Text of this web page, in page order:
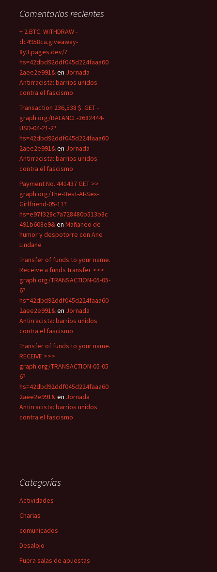
Comentarios recientes
+ 2 BTC. WITHDRAW -
dc4958ca.giveaway-
8y3.pages.dev/?
hs=42dbd92ddf045d224faaa60
2aee2e991&en Jornada
Antirracista: barrios unidos
contra el fascismo
Transaction 236,538 $. GET -
graph.org/BALANCE-3682444-
USD-04-21-2?
hs=42dbd92ddf045d224faaa60
2aee2e991&en Jornada
Antirracista: barrios unidos
contra el fascismo
Payment No. 441437 GET >>
graph.org/The-Best-AI-Sex-
Girlfriend-05-11?
hs=e97f328c7a728480b513b3c
491b608e9&en Mañaneo de
humor y despotorre con Ane
Lindane
Transfer of funds to your name.
Receive a funds transfer >>>
graph.org/TRANSACTION-05-05-
6?
hs=42dbd92ddf045d224faaa60
2aee2e991&en Jornada
Antirracista: barrios unidos
contra el fascismo
Transfer of funds to your name.
RECEIVE >>>
graph.org/TRANSACTION-05-05-
6?
hs=42dbd92ddf045d224faaa60
2aee2e991&en Jornada
Antirracista: barrios unidos
contra el fascismo
Categorías
Actividades
Charlas
comunicados
Desalojo
Fuera salas de apuestas